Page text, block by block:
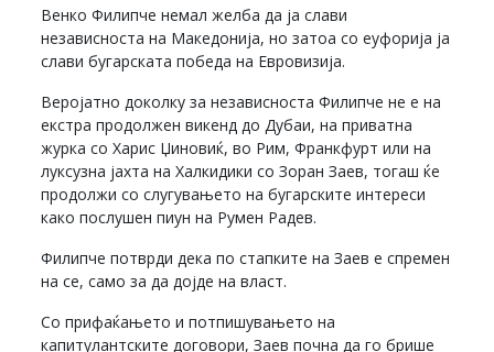
Венко Филипче немал желба да ја слави
независноста на Македонија, но затоа со еуфорија ја
слави бугарската победа на Евровизија.
Веројатно доколку за независноста Филипче не е на
екстра продолжен викенд до Дубаи, на приватна
журка со Харис Џиновиќ, во Рим, Франкфурт или на
луксузна јахта на Халкидики со Зоран Заев, тогаш ќе
продолжи со слугувањето на бугарските интереси
како послушен пиун на Румен Радев.
Филипче потврди дека по стапките на Заев е спремен
на се, само за да дојде на власт.
Со прифаќањето и потпишувањето на
капитулантските договори, Заев почна да го брише